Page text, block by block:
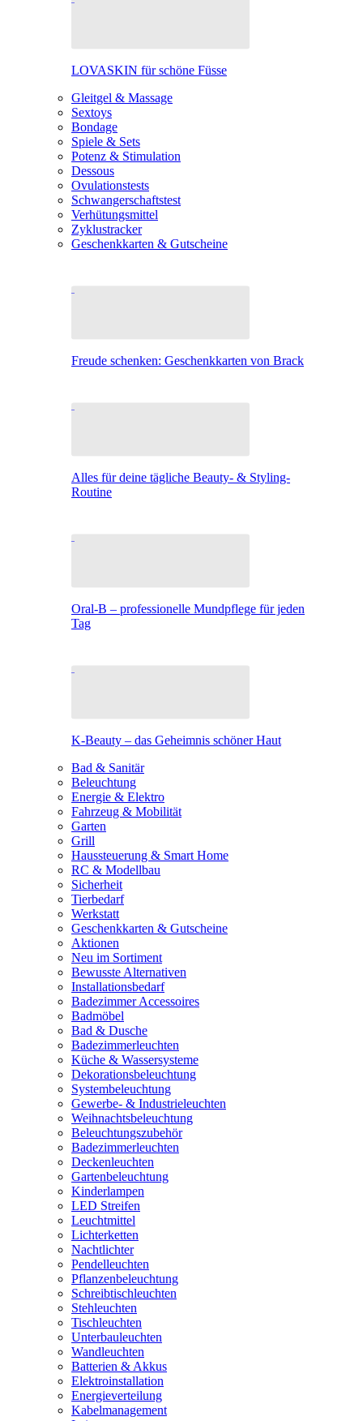
LOVASKIN für schöne Füsse
Gleitgel & Massage
Sextoys
Bondage
Spiele & Sets
Potenz & Stimulation
Dessous
Ovulationstests
Schwangerschaftstest
Verhütungsmittel
Zyklustracker
Geschenkkarten & Gutscheine
Freude schenken: Geschenkkarten von Brack
Alles für deine tägliche Beauty- & Styling-
Routine
Oral-B – professionelle Mundpflege für jeden
Tag
K-Beauty – das Geheimnis schöner Haut
Bad & Sanitär
Beleuchtung
Energie & Elektro
Fahrzeug & Mobilität
Garten
Grill
Haussteuerung & Smart Home
RC & Modellbau
Sicherheit
Tierbedarf
Werkstatt
Geschenkkarten & Gutscheine
Aktionen
Neu im Sortiment
Bewusste Alternativen
Installationsbedarf
Badezimmer Accessoires
Badmöbel
Bad & Dusche
Badezimmerleuchten
Küche & Wassersysteme
Dekorationsbeleuchtung
Systembeleuchtung
Gewerbe- & Industrieleuchten
Weihnachtsbeleuchtung
Beleuchtungszubehör
Badezimmerleuchten
Deckenleuchten
Gartenbeleuchtung
Kinderlampen
LED Streifen
Leuchtmittel
Lichterketten
Nachtlichter
Pendelleuchten
Pflanzenbeleuchtung
Schreibtischleuchten
Stehleuchten
Tischleuchten
Unterbauleuchten
Wandleuchten
Batterien & Akkus
Elektroinstallation
Energieverteilung
Kabelmanagement